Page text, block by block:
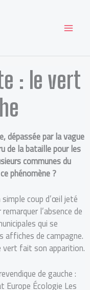
: le vert
dépassée par la vague
de la bataille pour les
communes du
phénomène ?
coup d’œil jeté
l’absence de
qui se
de campagne.
fait son apparition.
de gauche :
Europe Écologie Les